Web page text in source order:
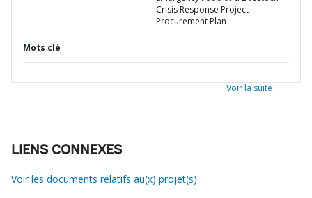
Crisis Response Project -
Procurement Plan
Mots clé
Voir la suite
LIENS CONNEXES
Voir les documents relatifs au(x) projet(s)